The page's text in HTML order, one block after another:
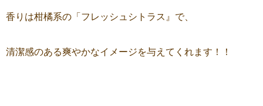
香りは柑橘系の「フレッシュシトラス』で、
清潔感のある爽やかなイメージを与えてくれます！！